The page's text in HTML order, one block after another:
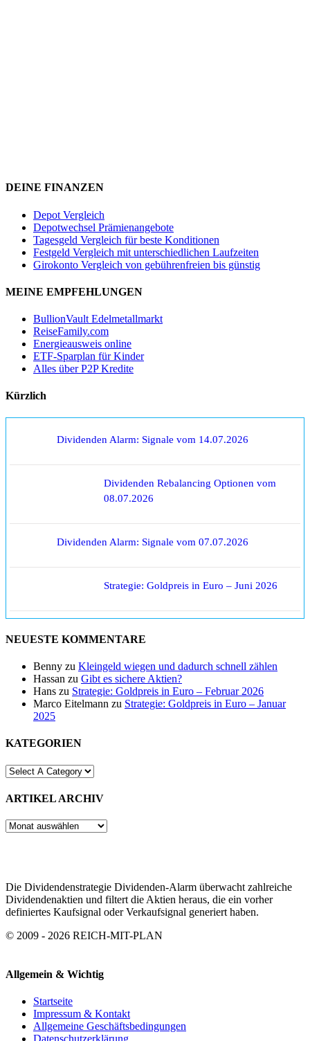
DEINE FINANZEN
Depot Vergleich
Depotwechsel Prämienangebote
Tagesgeld Vergleich für beste Konditionen
Festgeld Vergleich mit unterschiedlichen Laufzeiten
Girokonto Vergleich von gebührenfreien bis günstig
MEINE EMPFEHLUNGEN
BullionVault Edelmetallmarkt
ReiseFamily.com
Energieausweis online
ETF-Sparplan für Kinder
Alles über P2P Kredite
Kürzlich
Dividenden Alarm: Signale vom 14.07.2026
Dividenden Rebalancing Optionen vom
08.07.2026
Dividenden Alarm: Signale vom 07.07.2026
Strategie: Goldpreis in Euro – Juni 2026
NEUESTE KOMMENTARE
Benny zu Kleingeld wiegen und dadurch schnell zählen
Hassan zu Gibt es sichere Aktien?
Hans zu Strategie: Goldpreis in Euro – Februar 2026
Marco Eitelmann zu Strategie: Goldpreis in Euro – Januar
2025
KATEGORIEN
ARTIKEL ARCHIV
ARTIKEL
Die Dividendenstrategie Dividenden-Alarm überwacht zahlreiche
Dividendenaktien und filtert die Aktien heraus, die ein vorher
definiertes Kaufsignal oder Verkaufsignal generiert haben.
© 2009 - 2026 REICH-MIT-PLAN
Allgemein & Wichtig
Startseite
Impressum & Kontakt
Allgemeine Geschäftsbedingungen
Datenschutzerklärung